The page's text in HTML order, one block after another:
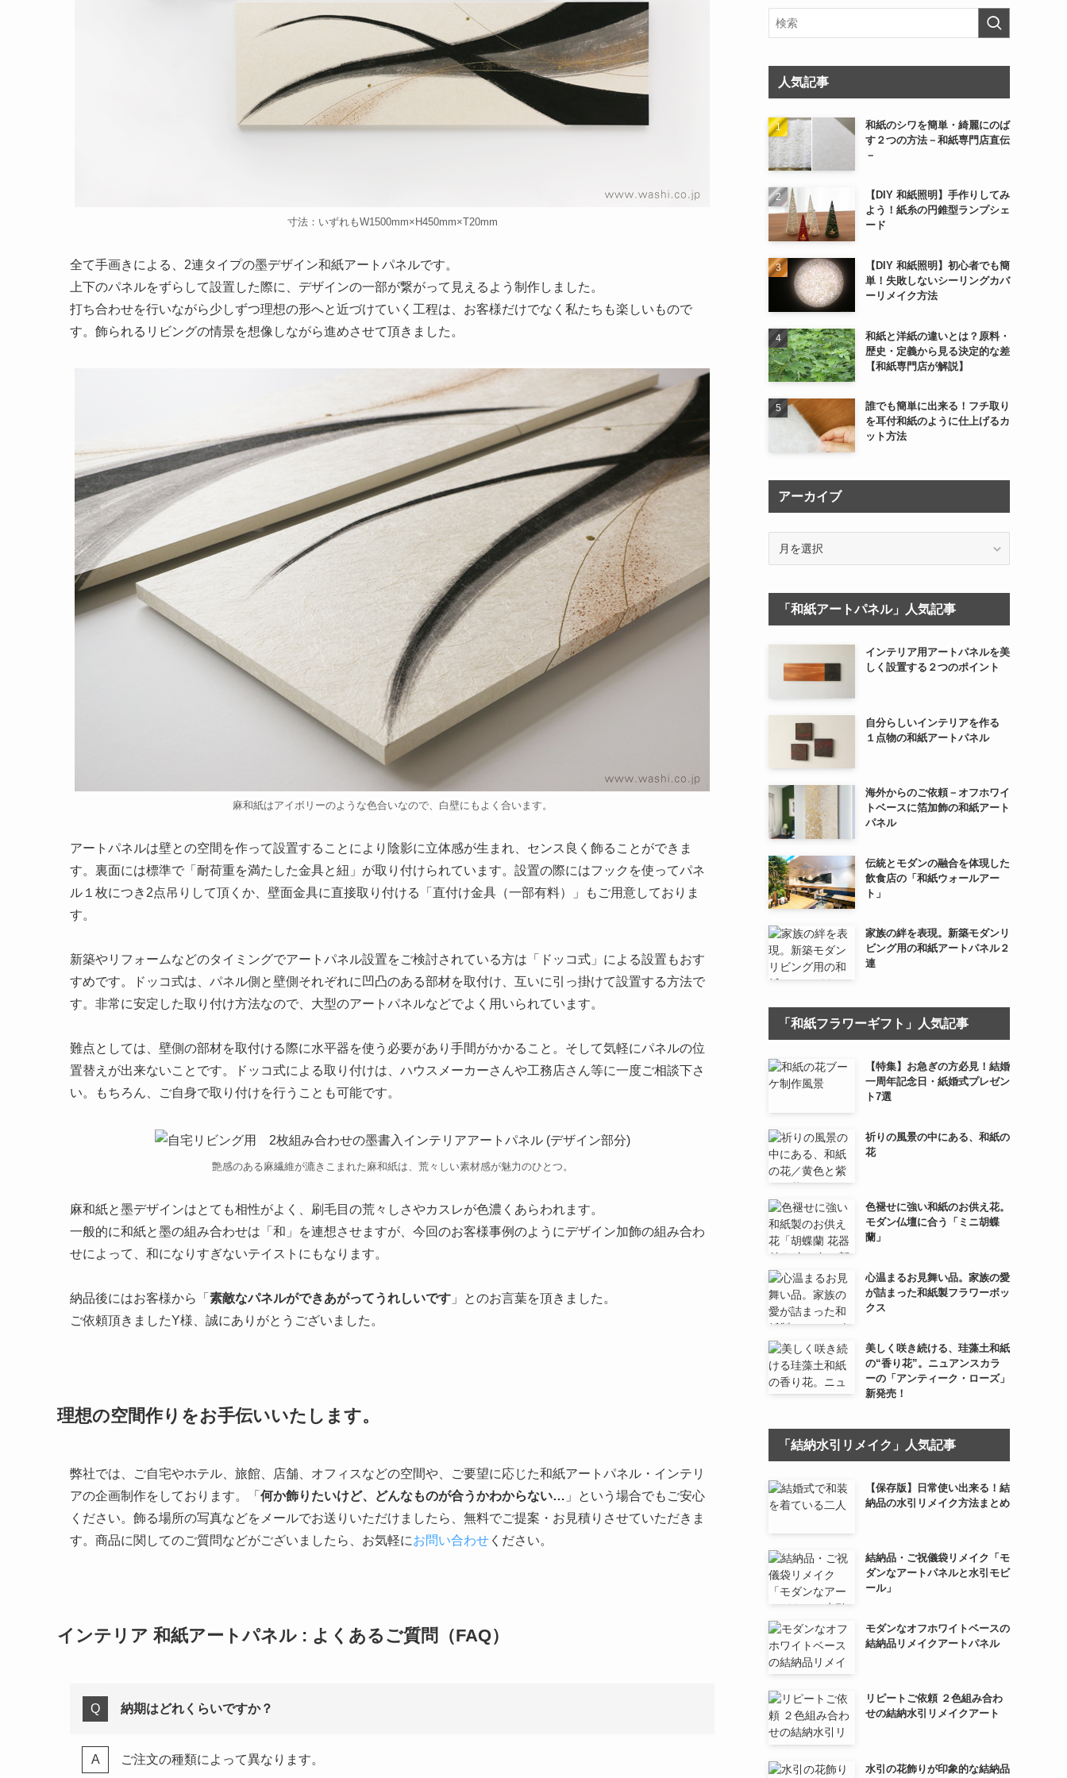
寸法：いずれもW1500mm×H450mm×T20mm
全て手画きによる、2連タイプの墨デザイン和紙アートパネルです。
上下のパネルをずらして設置した際に、デザインの一部が繋がって見えるよう制作しました。
打ち合わせを行いながら少しずつ理想の形へと近づけていく工程は、お客様だけでなく私たちも楽しいもので
す。飾られるリビングの情景を想像しながら進めさせて頂きました。
麻和紙はアイボリーのような色合いなので、白壁にもよく合います。
アートパネルは壁との空間を作って設置することにより陰影に立体感が生まれ、センス良く飾ることができま
す。裏面には標準で「耐荷重を満たした金具と紐」が取り付けられています。設置の際にはフックを使ってパネ
ル１枚につき2点吊りして頂くか、壁面金具に直接取り付ける「直付け金具（一部有料）」もご用意しておりま
す。
新築やリフォームなどのタイミングでアートパネル設置をご検討されている方は「ドッコ式」による設置もおす
すめです。ドッコ式は、パネル側と壁側それぞれに凹凸のある部材を取付け、互いに引っ掛けて設置する方法で
す。非常に安定した取り付け方法なので、大型のアートパネルなどでよく用いられています。
難点としては、壁側の部材を取付ける際に水平器を使う必要があり手間がかかること。そして気軽にパネルの位
置替えが出来ないことです。ドッコ式による取り付けは、ハウスメーカーさんや工務店さん等に一度ご相談下さ
い。もちろん、ご自身で取り付けを行うことも可能です。
艶感のある麻繊維が漉きこまれた麻和紙は、荒々しい素材感が魅力のひとつ。
麻和紙と墨デザインはとても相性がよく、刷毛目の荒々しさやカスレが色濃くあらわれます。
一般的に和紙と墨の組み合わせは「和」を連想させますが、今回のお客様事例のようにデザイン加飾の組み合わ
せによって、和になりすぎないテイストにもなります。
納品後にはお客様から「 素敵なパネルができあがってうれしいです 」とのお言葉を頂きました。
ご依頼頂きましたY様、誠にありがとうございました。
理想の空間作りをお手伝いいたします。
弊社では、ご自宅やホテル、旅館、店舗、オフィスなどの空間や、ご要望に応じた和紙アートパネル・インテリ
アの企画制作をしております。「 何か飾りたいけど、どんなものが合うかわからない… 」という場合でもご安心
ください。飾る場所の写真などをメールでお送りいただけましたら、無料でご提案・お見積りさせていただきま
す。商品に関してのご質問などがございましたら、お気軽にお問い合わせ ください。
インテリア 和紙アートパネル : よくあるご質問（FAQ）
納期はどれくらいですか？
ご注文の種類によって異なります。
人気記事
和紙のシワを簡単・綺麗にのば
す２つの方法－和紙専門店直伝
－
【DIY 和紙照明】手作りしてみ
よう！紙糸の円錐型ランプシェ
ード
【DIY 和紙照明】初心者でも簡
単！失敗しないシーリングカバ
ーリメイク方法
和紙と洋紙の違いとは？原料・
歴史・定義から見る決定的な差
【和紙専門店が解説】
誰でも簡単に出来る！フチ取り
を耳付和紙のように仕上げるカ
ット方法
アーカイブ
イ
「和紙アートパネル」人気記事
インテリア用アートパネルを美
しく設置する２つのポイント
自分らしいインテリアを作る
１点物の和紙アートパネル
海外からのご依頼－オフホワイ
トベースに箔加飾の和紙アート
パネル
伝統とモダンの融合を体現した
飲食店の「和紙ウォールアー
ト」
家族の絆を表現。新築モダンリ
ビング用の和紙アートパネル２
連
「和紙フラワーギフト」人気記事
【特集】お急ぎの方必見！結婚
一周年記念日・紙婚式プレゼン
ト7選
祈りの風景の中にある、和紙の
花
色褪せに強い和紙のお供え花。
モダン仏壇に合う「ミニ胡蝶
蘭」
心温まるお見舞い品。家族の愛
が詰まった和紙製フラワーボッ
クス
美しく咲き続ける、珪藻土和紙
の“香り花”。ニュアンスカラ
ーの「アンティーク・ローズ」
新発売！
「結納水引リメイク」人気記事
【保存版】日常使い出来る！結
納品の水引リメイク方法まとめ
結納品・ご祝儀袋リメイク「モ
ダンなアートパネルと水引モビ
ール」
モダンなオフホワイトベースの
結納品リメイクアートパネル
リピートご依頼 ２色組み合わ
せの結納水引リメイクアート
水引の花飾りが印象的な結納品